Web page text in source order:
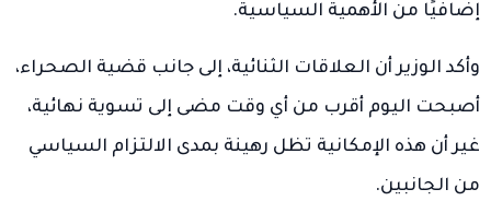
إضافيًا من الأهمية السياسية.
وأكد الوزير أن العلاقات الثنائية، إلى جانب قضية الصحراء،
أصبحت اليوم أقرب من أي وقت مضى إلى تسوية نهائية،
غير أن هذه الإمكانية تظل رهينة بمدى الالتزام السياسي
من الجانبين.